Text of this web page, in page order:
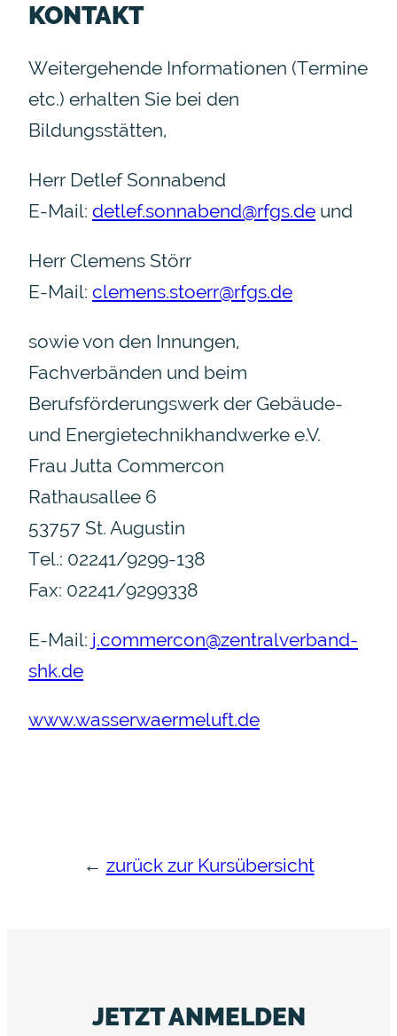
KONTAKT
Weitergehende Informationen (Termine
etc.) erhalten Sie bei den
Bildungsstätten,
Herr Detlef Sonnabend
E-Mail: detlef.sonnabend@rfgs.de und
Herr Clemens Störr
E-Mail: clemens.stoerr@rfgs.de
sowie von den Innungen,
Fachverbänden und beim
Berufsförderungswerk der Gebäude-
und Energietechnikhandwerke e.V.
Frau Jutta Commercon
Rathausallee 6
53757 St. Augustin
Tel.: 02241/9299-138
Fax: 02241/9299338
E-Mail: j.commercon@zentralverband-
shk.de
www.wasserwaermeluft.de
← zurück zur Kursübersicht
JETZT ANMELDEN